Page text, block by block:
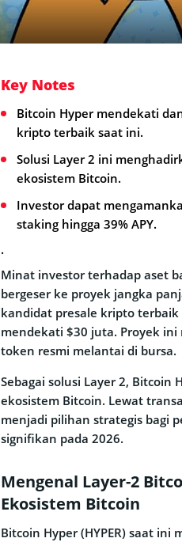
Key Notes
Bitcoin Hyper mendekati
kripto terbaik saat ini.
Solusi Layer 2 ini
ekosistem Bitcoin.
Investor dapat
staking hingga 39% APY.
.
Minat investor terhadap aset
bergeser ke proyek jangka
kandidat presale kripto
mendekati $30 juta. Proyek
token resmi melantai di bursa.
Sebagai solusi Layer 2,
ekosistem Bitcoin. Lewat
menjadi pilihan strategis bagi
signifikan pada 2026.
Mengenal Layer-2
Ekosistem Bitcoin
Bitcoin Hyper (HYPER) saat